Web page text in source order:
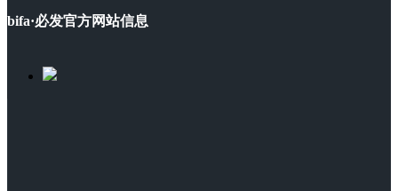
bifa·必发官方网站信息